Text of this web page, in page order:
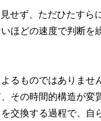
せず、ただひたすら
ほどの速度で判断を
るものではありません
その時間的構造が変
交換する過程で、自